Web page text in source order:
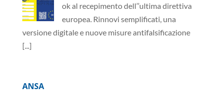
ok al recepimento dell’’ultima direttiva
europea. Rinnovi semplificati, una
versione digitale e nuove misure antifalsificazione
[...]
ANSA